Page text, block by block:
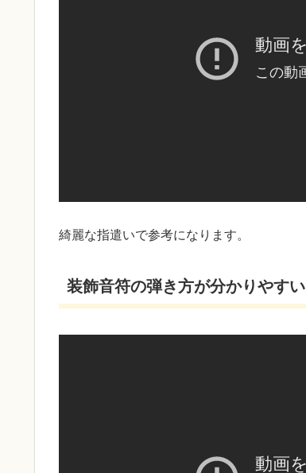
綺麗な指遣いで参考になります。
装飾音符の弾き方が分かりやすい